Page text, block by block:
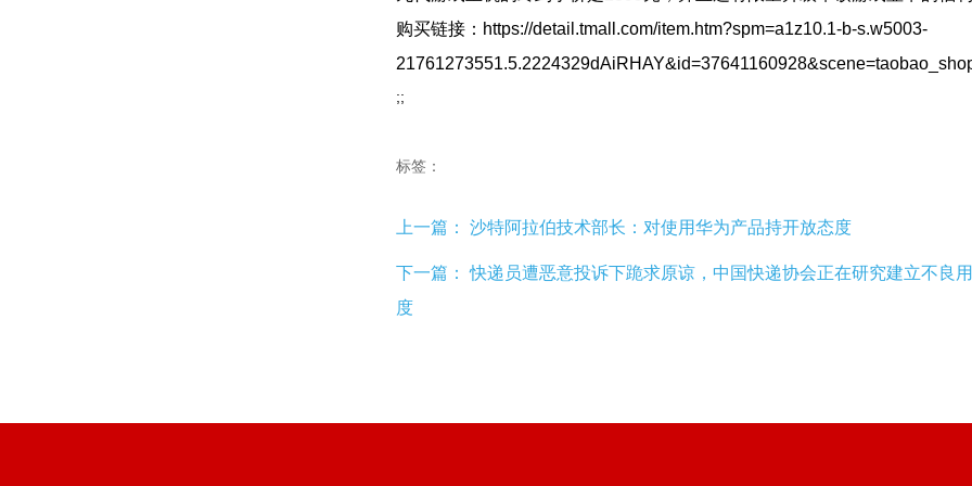
购买链接：https://detail.tmall.com/item.htm?spm=a1z10.1-b-s.w5003-
;;
标签：
上一篇： 沙特阿拉伯技术部长：对使用华为产品持开放态度
下一篇：快递员遭恶意投诉下跪求原谅，中国快递协会正在研究建立不良
度